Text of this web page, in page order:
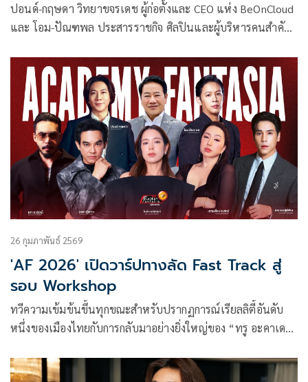
ปอนด์-กฤษดา วิทยาขจรเดช ผู้ก่อตั้งและ CEO แห่ง BeOnCloud
และ โอม-ปัณฑพล ประสารราชกิจ ศิลปินและผู้บริหารคนสำคัญ
อย่างเข้มข้น เพื่อเปลี่ยนผู้มีความฝันให้ก้าวสู่เส้นทางศิลปินมือ
อาชีพ
26 กุมภาพันธ์ 2569
'AF 2026' เปิดวาร์ปทางลัด Fast Track สู่
รอบ Workshop
ทวีความเข้มข้นขึ้นทุกขณะสำหรับปรากฏการณ์เรียลลิตี้อันดับ
หนึ่งของเมืองไทยกับการกลับมาอย่างยิ่งใหญ่ของ “ทรู อะคาเดมี
เซอร์ไพรส์จัดหนักในช่วงโค้งสุดท้ายของ Online Audition ด้วย